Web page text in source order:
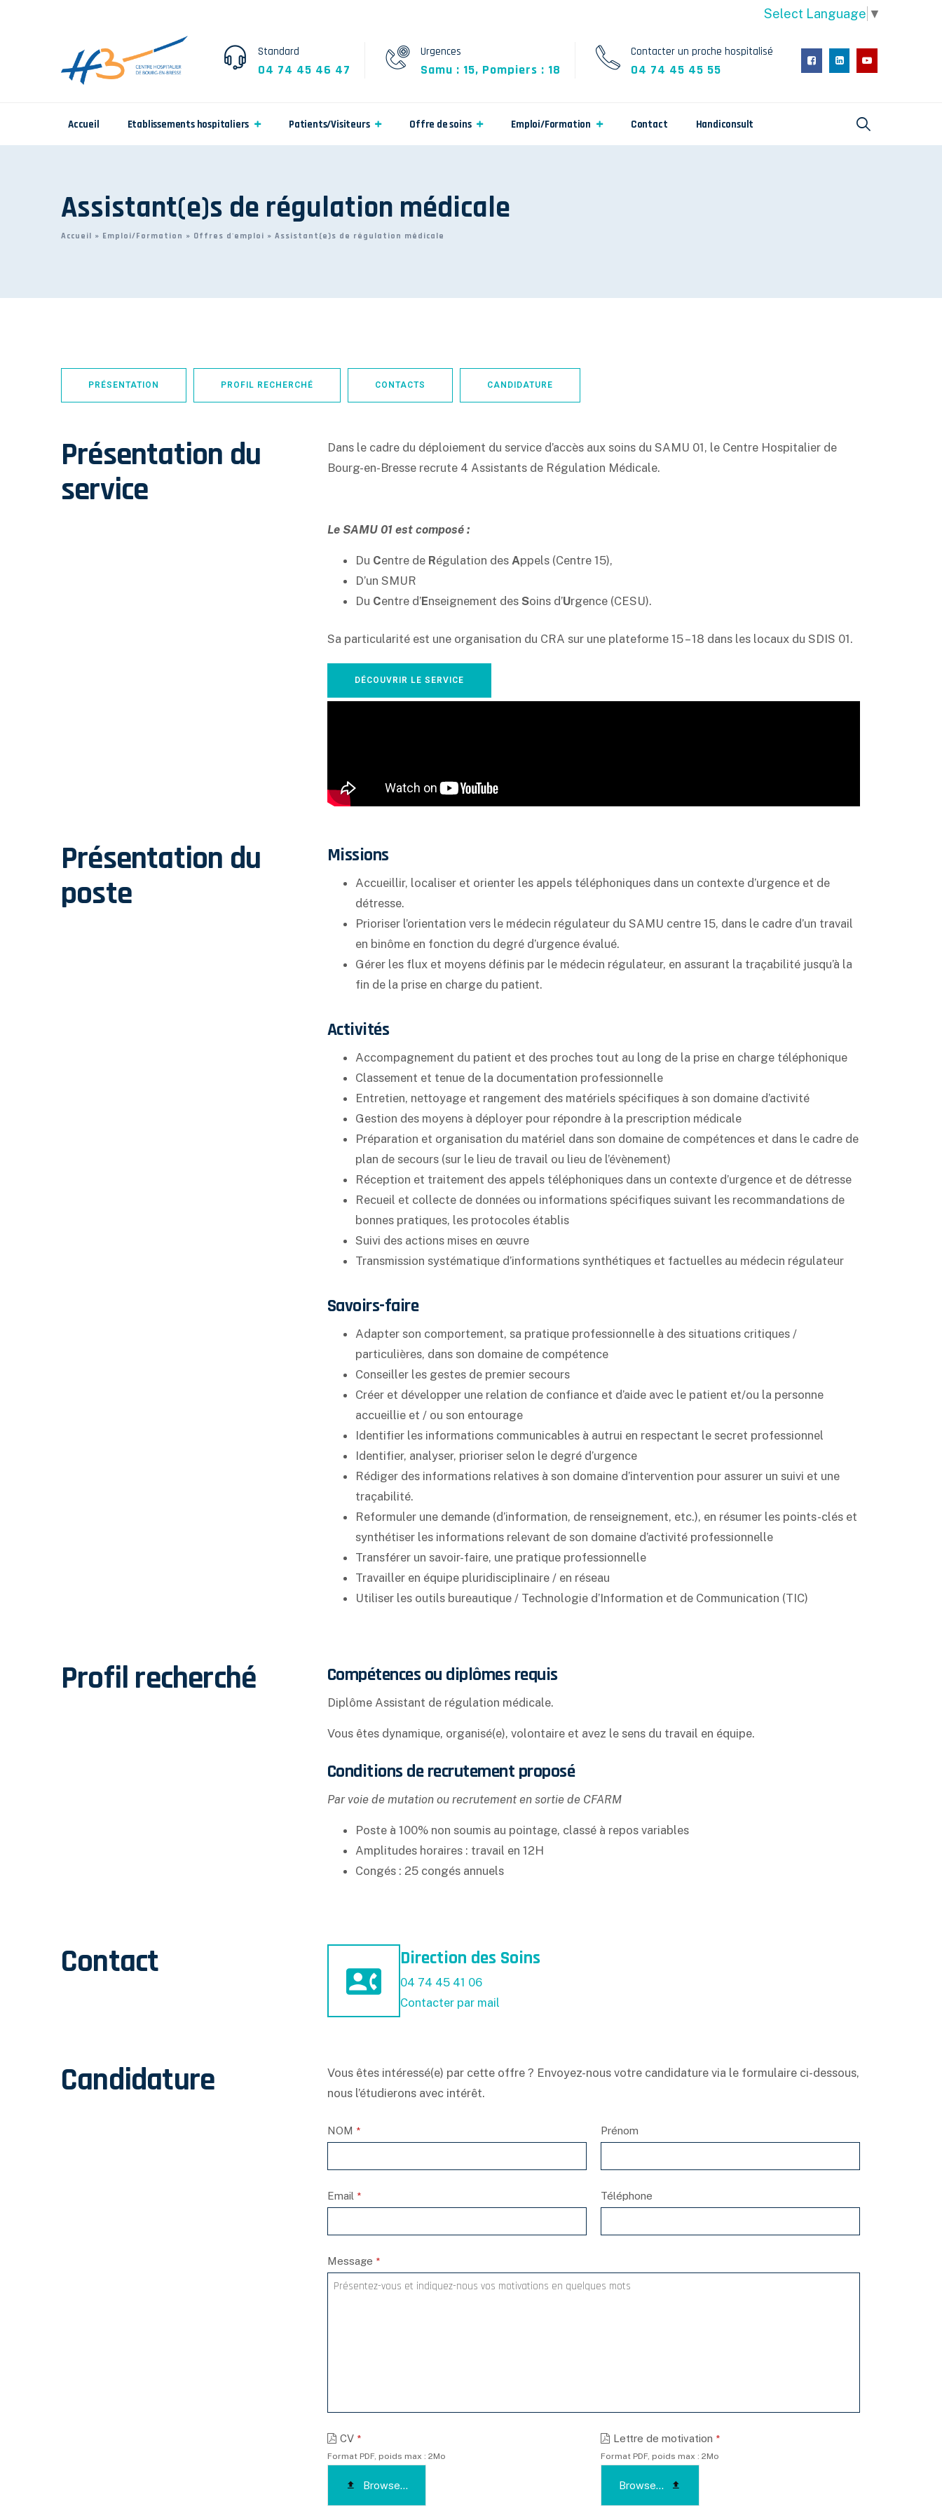
Select Language ▼
Standard
04 74 45 46 47
Urgences
Samu : 15, Pompiers : 18
Contacter un proche hospitalisé
04 74 45 45 55
Accueil Etablissements hospitaliers Patients/Visiteurs Offre de soins Emploi/Formation Contact Handiconsult
Assistant(e)s de régulation médicale
Accueil » Emploi/Formation » Offres d'emploi » Assistant(e)s de régulation médicale
PRÉSENTATION PROFIL RECHERCHÉ CONTACTS CANDIDATURE
Présentation du
service
Dans le cadre du déploiement du service d’accès aux soins du SAMU 01, le Centre Hospitalier de
Bourg-en-Bresse recrute 4 Assistants de Régulation Médicale.
Le SAMU 01 est composé :
Du Centre de Régulation des Appels (Centre 15),
D’un SMUR
Du Centre d’Enseignement des Soins d’Urgence (CESU).
Sa particularité est une organisation du CRA sur une plateforme 15 – 18 dans les locaux du SDIS 01.
DÉCOUVRIR LE SERVICE
Présentation du
poste
Missions
Accueillir, localiser et orienter les appels téléphoniques dans un contexte d’urgence et de
détresse.
Prioriser l’orientation vers le médecin régulateur du SAMU centre 15, dans le cadre d’un travail
en binôme en fonction du degré d’urgence évalué.
Gérer les flux et moyens définis par le médecin régulateur, en assurant la traçabilité jusqu’à la
fin de la prise en charge du patient.
Activités
Accompagnement du patient et des proches tout au long de la prise en charge téléphonique
Classement et tenue de la documentation professionnelle
Entretien, nettoyage et rangement des matériels spécifiques à son domaine d’activité
Gestion des moyens à déployer pour répondre à la prescription médicale
Préparation et organisation du matériel dans son domaine de compétences et dans le cadre de
plan de secours (sur le lieu de travail ou lieu de l’évènement)
Réception et traitement des appels téléphoniques dans un contexte d’urgence et de détresse
Recueil et collecte de données ou informations spécifiques suivant les recommandations de
bonnes pratiques, les protocoles établis
Suivi des actions mises en œuvre
Transmission systématique d’informations synthétiques et factuelles au médecin régulateur
Savoirs-faire
Adapter son comportement, sa pratique professionnelle à des situations critiques /
particulières, dans son domaine de compétence
Conseiller les gestes de premier secours
Créer et développer une relation de confiance et d’aide avec le patient et/ou la personne
accueillie et / ou son entourage
Identifier les informations communicables à autrui en respectant le secret professionnel
Identifier, analyser, prioriser selon le degré d’urgence
Rédiger des informations relatives à son domaine d’intervention pour assurer un suivi et une
traçabilité.
Reformuler une demande (d’information, de renseignement, etc.), en résumer les points-clés et
synthétiser les informations relevant de son domaine d’activité professionnelle
Transférer un savoir-faire, une pratique professionnelle
Travailler en équipe pluridisciplinaire / en réseau
Utiliser les outils bureautique / Technologie d’Information et de Communication (TIC)
Profil recherché Compétences ou diplômes requis
Diplôme Assistant de régulation médicale.
Vous êtes dynamique, organisé(e), volontaire et avez le sens du travail en équipe.
Conditions de recrutement proposé
Par voie de mutation ou recrutement en sortie de CFARM
Poste à 100% non soumis au pointage, classé à repos variables
Amplitudes horaires : travail en 12H
Congés : 25 congés annuels
Contact Direction des Soins
04 74 45 41 06
Contacter par mail
Candidature
Vous êtes intéressé(e) par cette offre ? Envoyez-nous votre candidature via le formulaire ci-dessous,
nous l’étudierons avec intérêt.
NOM * Prénom
Email * Téléphone
Message *
CV *
Format PDF, poids max : 2Mo
Browse...
Lettre de motivation *
Format PDF, poids max : 2Mo
Browse...